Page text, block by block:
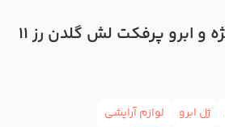
ژل تقویت کننده مژه و ابرو پرفکت لش گلدن رز 11
ژل ابرو لوازم آرایشی